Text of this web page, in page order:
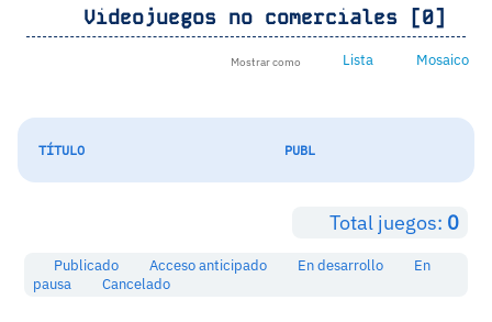
Videojuegos no comerciales [0]
Mostrar como Lista Mosaico
TÍTULO PUBL
Total juegos: 0
Publicado Acceso anticipado En desarrollo
En
pausa
Cancelado